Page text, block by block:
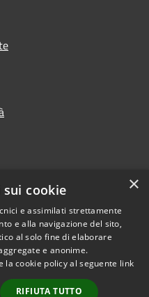
Dichiarazione di
accessibilità• Copyright ©
2021 • Comune di Mirano
• Powered by
×
cookie
e assimilati strettamente
e alla navigazione del sito,
al solo fine di elaborare
e anonime.
la cookie policy al seguente link
RIFIUTA TUTTO